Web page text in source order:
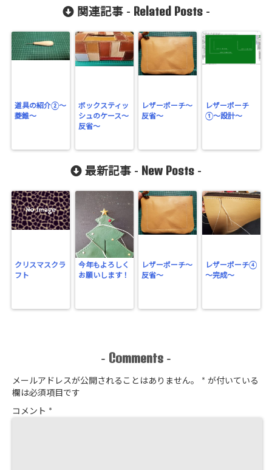
関連記事 - Related Posts-
道具の紹介②～
菱錐～
ボックスティッ
シュのケース～
反省～
レザーポーチ～
反省～
レザーポーチ
①〜設計〜
最新記事 - New Posts -
クリスマスクラ
フト
今年もよろしく
お願いします！
レザーポーチ～
反省～
レザーポーチ④
～完成～
- Comments -
メールアドレスが公開されることはありません。 * が付いている
欄は必須項目です
コメント *